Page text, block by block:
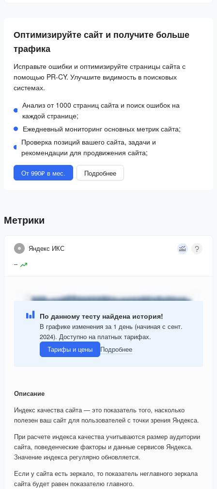
Оптимизируйте сайт и получите больше
трафика
Исправьте ошибки и оптимизируйте страницы сайта с
помощью PR-CY. Улучшите видимость в поисковых
системах.
Анализ от 1000 страниц сайта и поиск ошибок на
каждой странице;
Ежедневный мониторинг основных метрик сайта;
Проверка позиций вашего сайта, задачи и
рекомендации для продвижения сайта;
От 990₽ в мес. Подробнее
Метрики
Яндекс ИКС
–
По данному тесту найдена история!
В графике изменения за 1 день (начиная с сент.
2024). Доступно на платных тарифах.
Тарифы и цены
Подробнее
Описание
Индекс качества сайта — это показатель того, насколько
полезен ваш сайт для пользователей с точки зрения Яндекса.
При расчете индекса качества учитываются размер аудитории
сайта, поведенческие факторы и данные сервисов Яндекса.
Значение индекса регулярно обновляется.
Если у сайта есть зеркало, то показатель неглавного зеркала
сайта будет равен показателю главного.